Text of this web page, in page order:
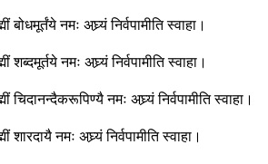
बोधमूर्तंये नमः अघ्र्यं निर्वपामीति स्वाहा।
शब्दमूर्तये नमः अघ्र्यं निर्वपामीति स्वाहा।
चिदानन्दैकरूपिण्यै नमः अघ्र्यं निर्वपामीति स्वाहा।
शारदायै नमः अघ्र्यं निर्वपामीति स्वाहा।